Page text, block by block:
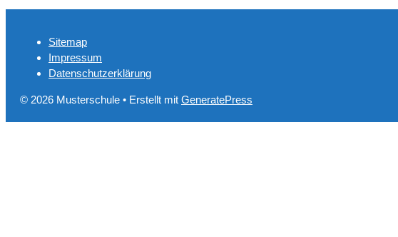
Sitemap
Impressum
Datenschutzerklärung
© 2026 Musterschule • Erstellt mit GeneratePress